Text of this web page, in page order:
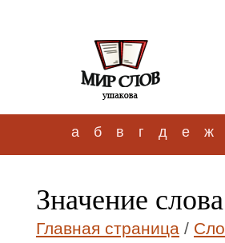
а б в г д е ж
Значение
Главная страница /